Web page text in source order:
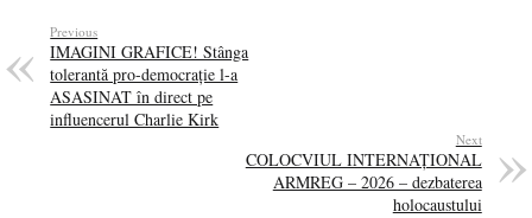
Previous
IMAGINI GRAFICE! Stânga
tolerantă pro-democrație l-a
ASASINAT în direct pe
influencerul Charlie Kirk
Next
COLOCVIUL INTERNAȚIONAL
ARMREG – 2026 – dezbaterea
holocaustului